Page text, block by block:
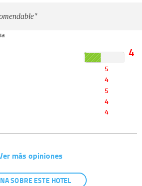
4
5
4
5
4
4
más opiniones
SOBRE ESTE HOTEL